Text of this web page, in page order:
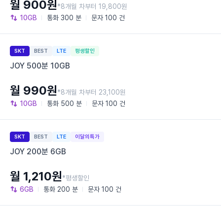
10GB 통화 300 분 문자 100 건
월 900원*8개월 차부터 19,800원
SKT BEST LTE 평생할인
JOY 500분 10GB
10GB 통화 500 분 문자 100 건
월 990원*8개월 차부터 23,100원
SKT BEST LTE 이달의특가
JOY 200분 6GB
6GB 통화 200 분 문자 100 건
월 1,210원*평생할인